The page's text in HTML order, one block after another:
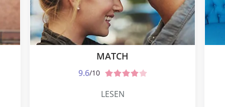
MATCH
9.6/10
LESEN